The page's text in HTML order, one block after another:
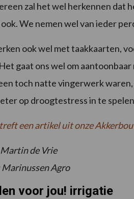
zal het wel herkennen dat
We nemen wel van ieder
ook wel met taakkaarten,
gaat ons wel om
toch natte vingerwerk
op droogtestress in te
een artikel uit onze
Martin de Vrie
Marinussen Agro
voor jou! irrigatie